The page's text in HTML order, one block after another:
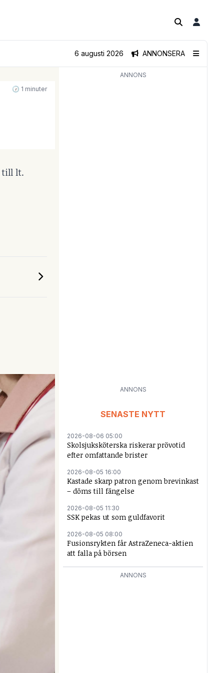
ANNONSERA
6 augusti 2026
🕝 1 minuter
till lt.
ANNONS
ANNONS
SENASTE NYTT
2026-08-06 05:00
Skolsjuksköterska riskerar prövotid
efter omfattande brister
2026-08-05 16:00
Kastade skarp patron genom brevinkast
– döms till fängelse
2026-08-05 11:30
SSK pekas ut som guldfavorit
2026-08-05 08:00
Fusionsrykten får AstraZeneca-aktien
att falla på börsen
ANNONS